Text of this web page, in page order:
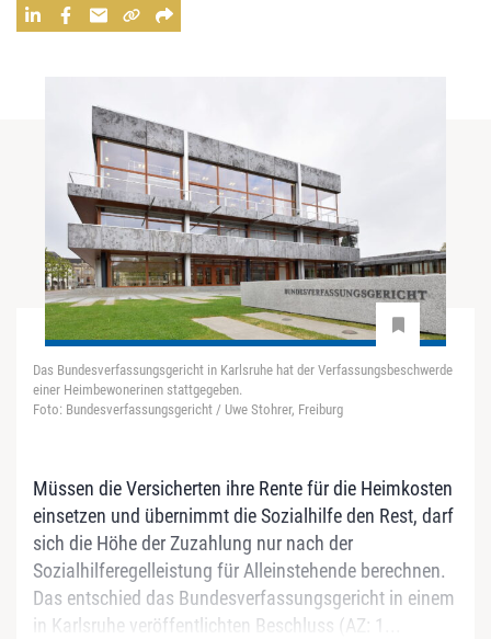
Das Bundesverfassungsgericht in Karlsruhe hat der Verfassungsbeschwerde
einer Heimbewonerinen stattgegeben.
Foto: Bundesverfassungsgericht / Uwe Stohrer, Freiburg
Müssen die Versicherten ihre Rente für die Heimkosten
einsetzen und übernimmt die Sozialhilfe den Rest, darf
sich die Höhe der Zuzahlung nur nach der
Sozialhilferegelleistung für Alleinstehende berechnen.
Das entschied das Bundesverfassungsgericht in einem
in Karlsruhe veröffentlichten Beschluss (AZ: 1...